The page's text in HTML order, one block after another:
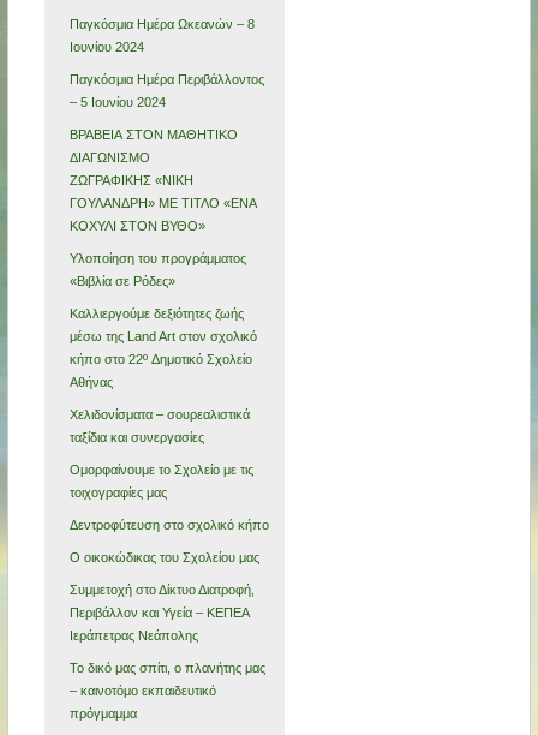
Παγκόσμια Ημέρα Ωκεανών – 8
Ιουνίου 2024
Παγκόσμια Ημέρα Περιβάλλοντος
– 5 Ιουνίου 2024
ΒΡΑΒΕΙΑ ΣΤΟΝ ΜΑΘΗΤΙΚΟ
ΔΙΑΓΩΝΙΣΜΟ
ΖΩΓΡΑΦΙΚΗΣ «ΝΙΚΗ
ΓΟΥΛΑΝΔΡΗ» ΜΕ ΤΙΤΛΟ «ΕΝΑ
ΚΟΧΥΛΙ ΣΤΟΝ ΒΥΘΟ»
Υλοποίηση του προγράμματος
«Βιβλία σε Ρόδες»
Καλλιεργούμε δεξιότητες ζωής
μέσω της Land Art στον σχολικό
κήπο στο 22º Δημοτικό Σχολείο
Αθήνας
Χελιδονίσματα – σουρεαλιστικά
ταξίδια και συνεργασίες
Ομορφαίνουμε το Σχολείο με τις
τοιχογραφίες μας
Δεντροφύτευση στο σχολικό κήπο
Ο οικοκώδικας του Σχολείου μας
Συμμετοχή στο Δίκτυο Διατροφή,
Περιβάλλον και Υγεία – ΚΕΠΕΑ
Ιεράπετρας Νεάπολης
Το δικό μας σπίτι, ο πλανήτης μας
– καινοτόμο εκπαιδευτικό
πρόγμαμμα